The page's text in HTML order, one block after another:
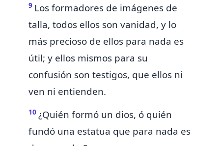
9 Los formadores de imágenes de
talla, todos ellos son vanidad, y lo
más precioso de ellos para nada es
útil; y ellos mismos para su
confusión son testigos, que ellos ni
ven ni entienden.
10 ¿Quién formó un dios, ó quién
fundó una estatua que para nada es